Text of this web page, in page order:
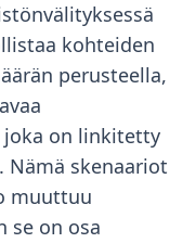
kohteiden
perusteella,
on linkitetty
Nämä skenaariot
muuttuu
se on osa